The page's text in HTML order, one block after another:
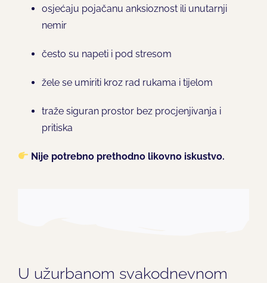
osjećaju pojačanu anksioznost ili unutarnji
nemir
često su napeti i pod stresom
žele se umiriti kroz rad rukama i tijelom
traže siguran prostor bez procjenjivanja i
pritiska
Nije potrebno prethodno likovno iskustvo.
U užurbanom svakodnevnom